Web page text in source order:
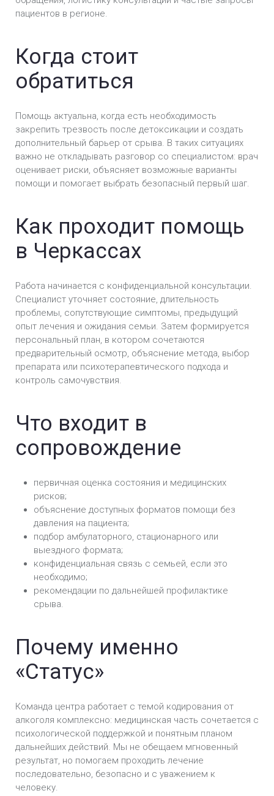
Кодировка Двойной блок в Черкассах
Кодирование Налтрексон в Черкассах
Кодирование Колме в Черкассах
Кодирование Селинкро в Черкассах
Кодирование Тетлонгом в Черкассах
Кодирование Тетурамом в Черкассах
Подшивка от алкоголизма в Черкассах
Черкассах
Кодирование зависимости по методике
Довженко в Черкассах
Внутримышечная инъекция блокатора
алкоголя «Дисульфирам» в Черкассах
пациентов в регионе.
Когда стоит
обратиться
Помощь актуальна, когда есть необходимость
закрепить трезвость после детоксикации и создать
дополнительный барьер от срыва. В таких ситуациях
важно не откладывать разговор со специалистом: врач
оценивает риски, объясняет возможные варианты
помощи и помогает выбрать безопасный первый шаг.
Как проходит помощь
в Черкассах
Работа начинается с конфиденциальной консультации.
Специалист уточняет состояние, длительность
проблемы, сопутствующие симптомы, предыдущий
опыт лечения и ожидания семьи. Затем формируется
персональный план, в котором сочетаются
предварительный осмотр, объяснение метода, выбор
препарата или психотерапевтического подхода и
контроль самочувствия.
Что входит в
сопровождение
первичная оценка состояния и медицинских
рисков;
объяснение доступных форматов помощи без
давления на пациента;
подбор амбулаторного, стационарного или
выездного формата;
конфиденциальная связь с семьей, если это
необходимо;
рекомендации по дальнейшей профилактике
срыва.
Почему именно
«Статус»
Команда центра работает с темой кодирования от
алкоголя комплексно: медицинская часть сочетается с
психологической поддержкой и понятным планом
дальнейших действий. Мы не обещаем мгновенный
результат, но помогаем проходить лечение
последовательно, безопасно и с уважением к
человеку.